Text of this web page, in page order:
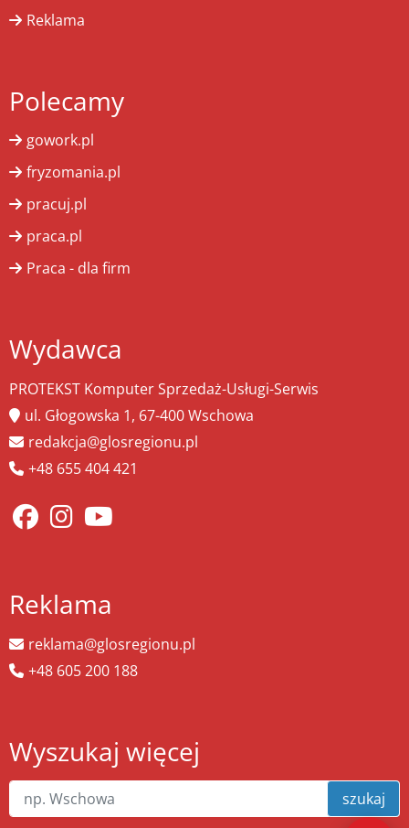
Reklama
Polecamy
gowork.pl
fryzomania.pl
pracuj.pl
praca.pl
Praca - dla firm
Wydawca
PROTEKST Komputer Sprzedaż-Usługi-Serwis
ul. Głogowska 1, 67-400 Wschowa
redakcja@glosregionu.pl
+48 655 404 421
Reklama
reklama@glosregionu.pl
+48 605 200 188
Wyszukaj więcej
szukaj